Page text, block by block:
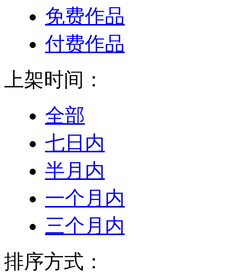
免费作品
付费作品
上架时间：
全部
七日内
半月内
一个月内
三个月内
排序方式：